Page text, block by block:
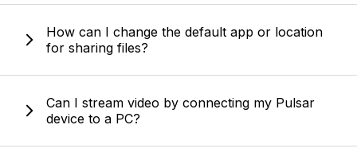
How can I change the default app or location
for sharing files?
Can I stream video by connecting my Pulsar
device to a PC?